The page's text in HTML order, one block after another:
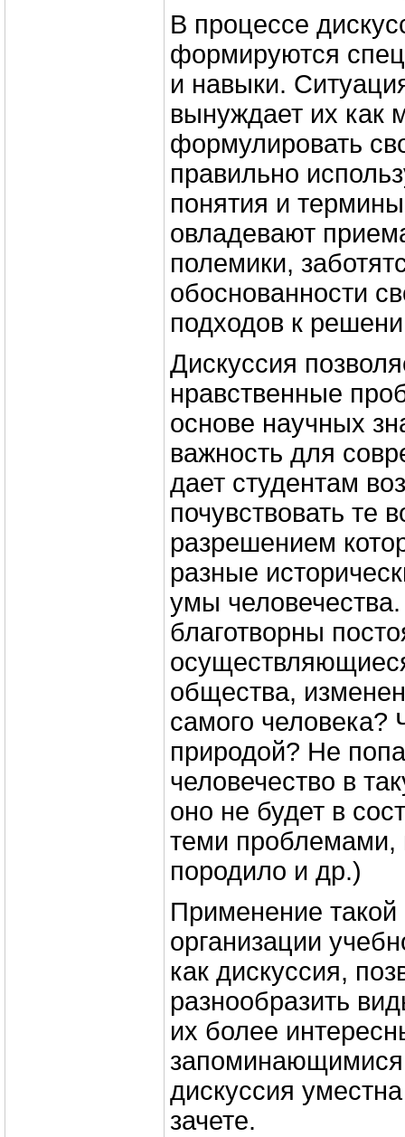
В процессе
формируются
и навыки.
вынуждает их как
формулировать
правильно
понятия и
овладевают
полемики,
обоснованности
подходов к
Дискуссия
нравственные
основе научных
важность для
дает студентам
почувствовать те
разрешением
разные
умы
благотворны
общества,
самого человека?
природой? Не
человечество в
оно не будет в
теми проблемами,
породило и др.)
Применение
организации
как дискуссия,
разнообразить
их более
дискуссия
зачете.